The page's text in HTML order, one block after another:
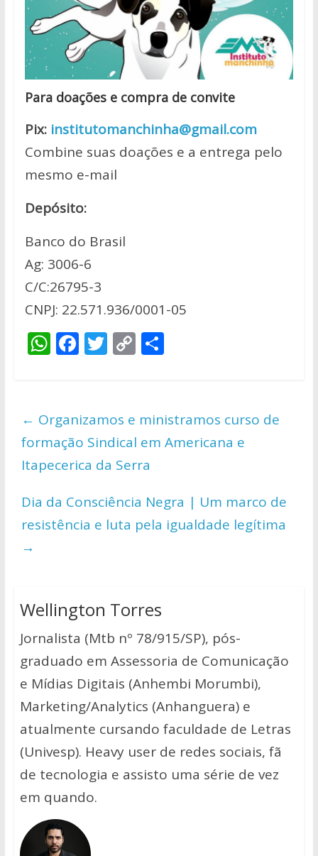
Para doações e compra de convite
Pix: institutomanchinha@gmail.com
Combine suas doações e a entrega pelo
mesmo e-mail
Depósito:
Banco do Brasil
Ag: 3006-6
C/C:26795-3
CNPJ: 22.571.936/0001-05
W
h
s
A
p
p
F
ac
b
o
o
k
T
w
er
C
o
y
Li
n
k
S
e
← Organizamos e ministramos curso de
formação Sindical em Americana e
Itapecerica da Serra
Dia da Consciência Negra | Um marco de
resistência e luta pela igualdade legítima
→
Wellington Torres
Jornalista (Mtb nº 78/915/SP), pós-
graduado em Assessoria de Comunicação
e Mídias Digitais (Anhembi Morumbi),
Marketing/Analytics (Anhanguera) e
atualmente cursando faculdade de Letras
(Univesp). Heavy user de redes sociais, fã
de tecnologia e assisto uma série de vez
em quando.